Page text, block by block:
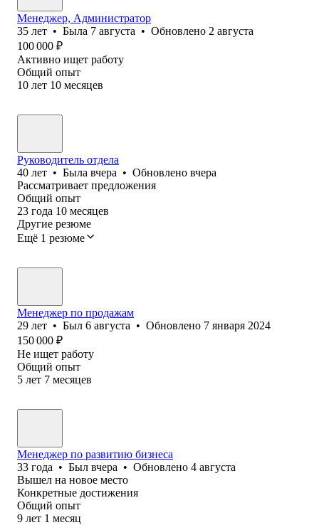
Менеджер, Администратор
35 лет • Была 7 августа • Обновлено 2 августа
100 000 ₽
Активно ищет работу
Общий опыт
10 лет 10 месяцев
Руководитель отдела
40 лет • Была вчера • Обновлено вчера
Рассматривает предложения
Общий опыт
23 года 10 месяцев
Другие резюме
Ещё 1 резюме
Менеджер по продажам
29 лет • Был 6 августа • Обновлено 7 января 2024
150 000 ₽
Не ищет работу
Общий опыт
5 лет 7 месяцев
Менеджер по развитию бизнеса
33 года • Был вчера • Обновлено 4 августа
Вышел на новое место
Конкретные достижения
Общий опыт
9 лет 1 месяц